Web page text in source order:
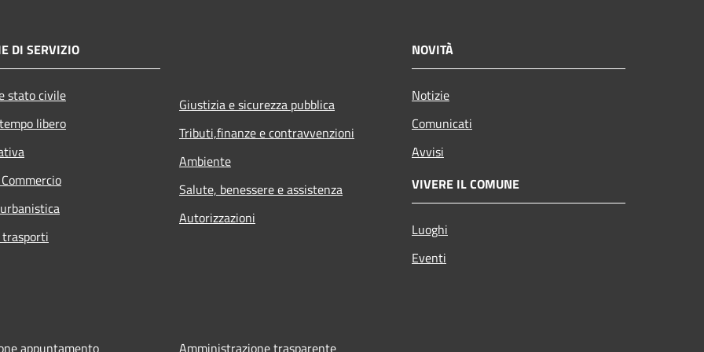
DI SERVIZIO
stato civile
libero
Giustizia e sicurezza pubblica
Tributi,finanze e contravvenzioni
Ambiente
Salute, benessere e assistenza
Autorizzazioni
NOVITÀ
Notizie
Comunicati
Avvisi
VIVERE IL COMUNE
Luoghi
Eventi
appuntamento Amministrazione trasparente